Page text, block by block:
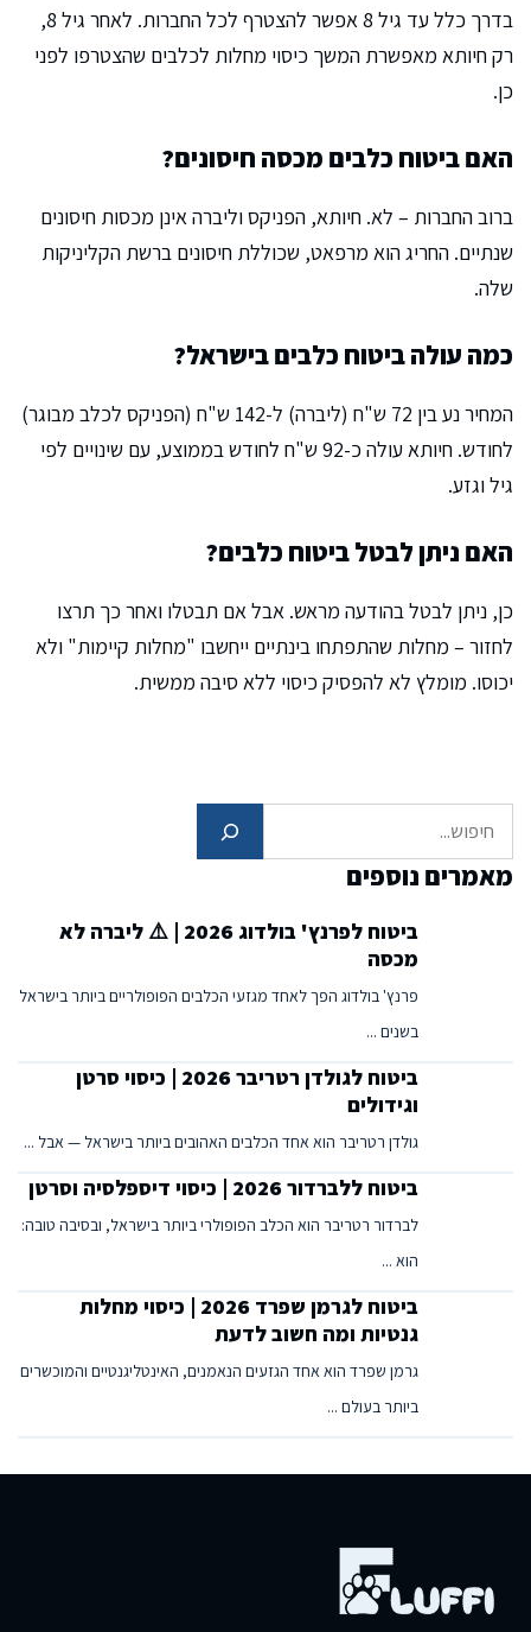
בדרך כלל עד גיל 8 אפשר להצטרף לכל החברות. לאחר גיל 8,
רק חיותא מאפשרת המשך כיסוי מחלות לכלבים שהצטרפו לפני
כן.
האם ביטוח כלבים מכסה חיסונים?
ברוב החברות – לא. חיותא, הפניקס וליברה אינן מכסות חיסונים
שנתיים. החריג הוא מרפאט, שכוללת חיסונים ברשת הקליניקות
שלה.
כמה עולה ביטוח כלבים בישראל?
המחיר נע בין 72 ש"ח (ליברה) ל-142 ש"ח (הפניקס לכלב מבוגר)
לחודש. חיותא עולה כ-92 ש"ח לחודש בממוצע, עם שינויים לפי
גיל וגזע.
האם ניתן לבטל ביטוח כלבים?
כן, ניתן לבטל בהודעה מראש. אבל אם תבטלו ואחר כך תרצו
לחזור – מחלות שהתפתחו בינתיים ייחשבו "מחלות קיימות" ולא
יכוסו. מומלץ לא להפסיק כיסוי ללא סיבה ממשית.
מאמרים נוספים
ביטוח לפרנץ' בולדוג 2026 | ⚠️ ליברה לא
מכסה
פרנץ' בולדוג הפך לאחד מגזעי הכלבים הפופולריים ביותר בישראל
בשנים ...
ביטוח לגולדן רטריבר 2026 | כיסוי סרטן
וגידולים
גולדן רטריבר הוא אחד הכלבים האהובים ביותר בישראל — אבל ...
ביטוח ללברדור 2026 | כיסוי דיספלסיה וסרטן
לברדור רטריבר הוא הכלב הפופולרי ביותר בישראל, ובסיבה טובה:
הוא ...
ביטוח לגרמן שפרד 2026 | כיסוי מחלות
גנטיות ומה חשוב לדעת
גרמן שפרד הוא אחד הגזעים הנאמנים, האינטליגנטיים והמוכשרים
ביותר בעולם ...